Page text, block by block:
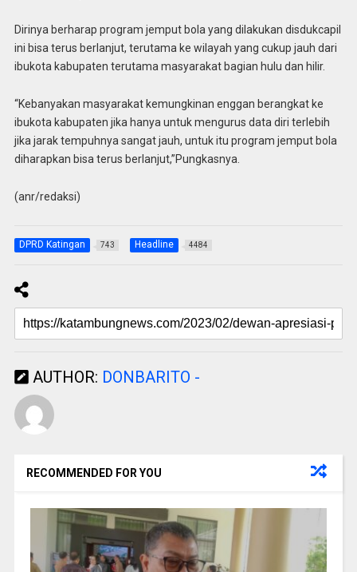
Dirinya berharap program jemput bola yang dilakukan disdukcapil
ini bisa terus berlanjut, terutama ke wilayah yang cukup jauh dari
ibukota kabupaten terutama masyarakat bagian hulu dan hilir.
“Kebanyakan masyarakat kemungkinan enggan berangkat ke
ibukota kabupaten jika hanya untuk mengurus data diri terlebih
jika jarak tempuhnya sangat jauh, untuk itu program jemput bola
diharapkan bisa terus berlanjut,”Pungkasnya.
(anr/redaksi)
DPRD Katingan 743 Headline 4484
AUTHOR: DONBARITO -
RECOMMENDED FOR YOU